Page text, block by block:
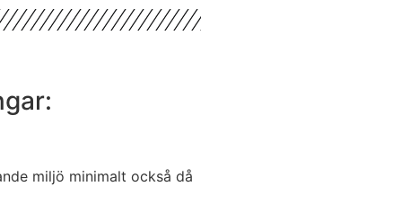
miljö minimalt också då